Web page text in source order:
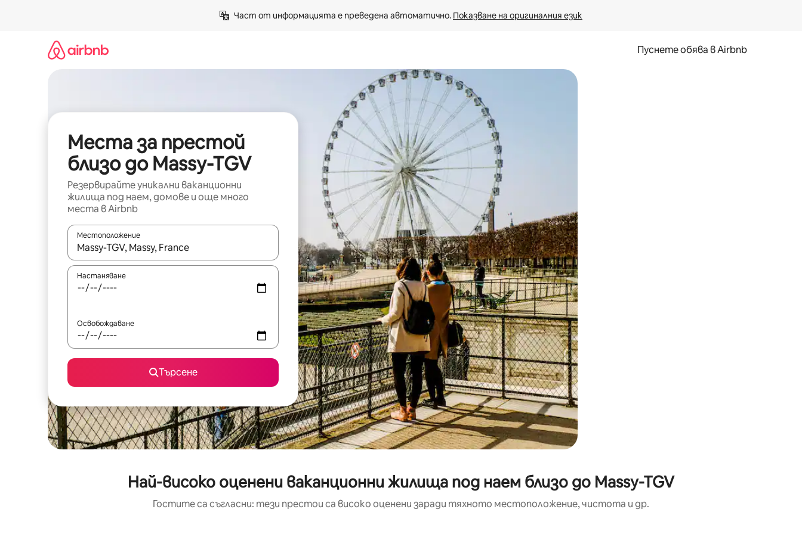
Част от информацията е преведена автоматично. Показване на оригиналния език
Пуснете обява в Airbnb
Места за престой
близо до Massy-TGV
Резервирайте уникални ваканционни
жилища под наем, домове и още много
места в Airbnb
Местоположение
Когато резултатите се покажат, използвайте клавишите със стрелки нагоре и надолу или навигирайте с докосване или плъзгане.
Настаняване
Освобождаване
Търсене
Най-високо оценени ваканционни жилища под наем близо до Massy-TGV
Гостите са съгласни: тези престои са високо оценени заради тяхното местоположение, чистота и др.